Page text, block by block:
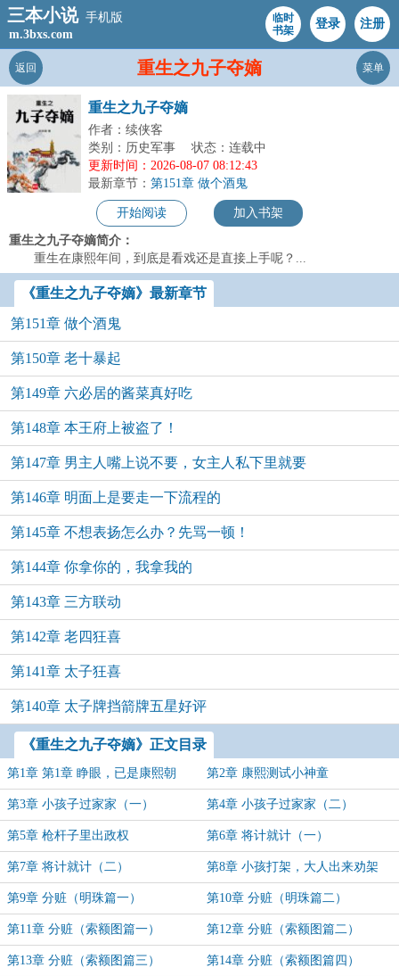
三本小说 手机版
m.3bxs.com
临时
书架
登录 注册
重生之九子夺嫡
返回 菜单
重生之九子夺嫡
作者：续侠客
类别：历史军事
状态：连载中
更新时间：2026-08-07 08:12:43
最新章节： 第151章 做个酒鬼
开始阅读 加入书架
重生之九子夺嫡简介：
重生在康熙年间，到底是看戏还是直接上手呢？...
《重生之九子夺嫡》最新章节
第151章 做个酒鬼
第150章 老十暴起
第149章 六必居的酱菜真好吃
第148章 本王府上被盗了！
第147章 男主人嘴上说不要，女主人私下里就要
第146章 明面上是要走一下流程的
第145章 不想表扬怎么办？先骂一顿！
第144章 你拿你的，我拿我的
第143章 三方联动
第142章 老四狂喜
第141章 太子狂喜
第140章 太子牌挡箭牌五星好评
《重生之九子夺嫡》正文目录
第1章 第1章 睁眼，已是康熙朝 第2章 康熙测试小神童
第3章 小孩子过家家（一） 第4章 小孩子过家家（二）
第5章 枪杆子里出政权 第6章 将计就计（一）
第7章 将计就计（二） 第8章 小孩打架，大人出来劝架
第9章 分赃（明珠篇一） 第10章 分赃（明珠篇二）
第11章 分赃（索额图篇一） 第12章 分赃（索额图篇二）
第13章 分赃（索额图篇三） 第14章 分赃（索额图篇四）